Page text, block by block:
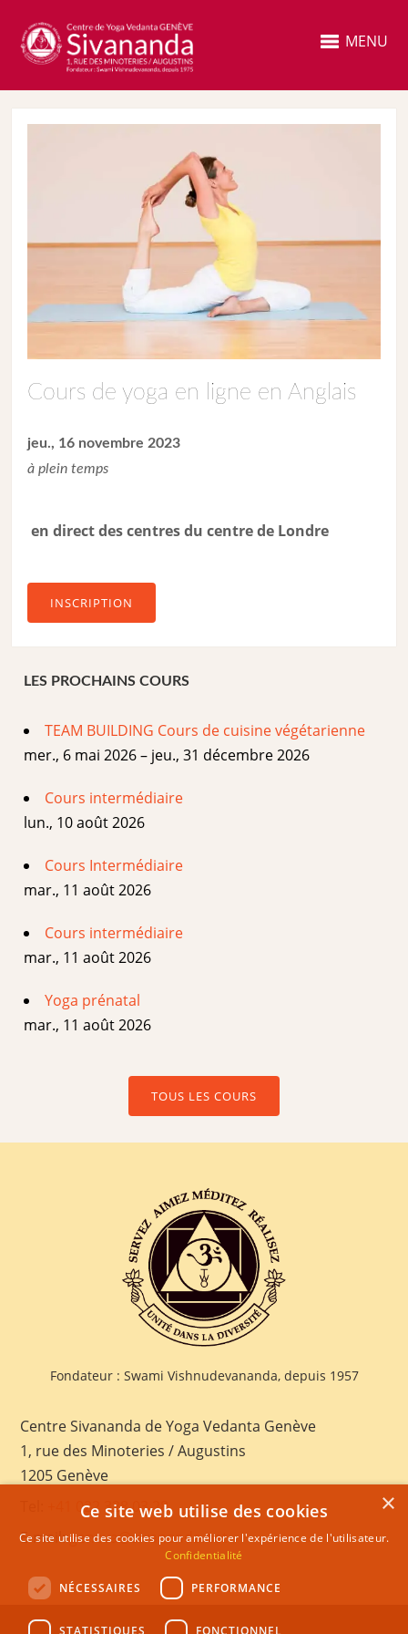
MENU
Cours de yoga en ligne en Anglais
jeu., 16 novembre 2023
à plein temps
en direct des centres du centre de Londre
INSCRIPTION
LES PROCHAINS COURS
TEAM BUILDING Cours de cuisine végétarienne
mer., 6 mai 2026 – jeu., 31 décembre 2026
Cours intermédiaire
lun., 10 août 2026
Cours Intermédiaire
mar., 11 août 2026
Cours intermédiaire
mar., 11 août 2026
Yoga prénatal
mar., 11 août 2026
TOUS LES COURS
Fondateur : Swami Vishnudevananda, depuis 1957
Centre Sivananda de Yoga Vedanta Genève
1, rue des Minoteries / Augustins
1205 Genève
+41 022 328 03 28
E-mail:geneva@sivananda.net
×
Ce site web utilise des cookies
Ce site utilise des cookies pour améliorer l'expérience de l'utilisateur.
Confidentialité
NÉCESSAIRES PERFORMANCE
STATISTIQUES FONCTIONNEL